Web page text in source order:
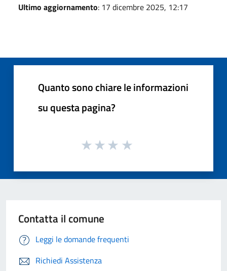
Ultimo aggiornamento: 17 dicembre 2025, 12:17
Quanto sono chiare le informazioni
su questa pagina?
Contatta il comune
Leggi le domande frequenti
Richiedi Assistenza